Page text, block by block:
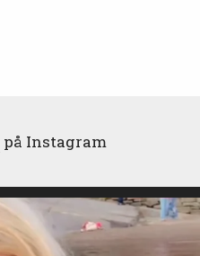
på Instagram